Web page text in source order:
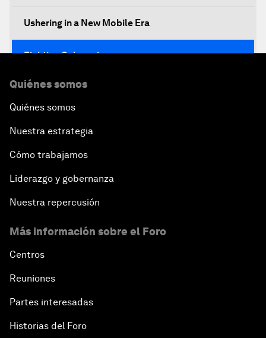
Ushering in a New Mobile Era
Fighting Cybercrime
Standing Up for Science
A Global Conversation on Artificial Intelligence
An Insight, An Idea with Papi Jiang
From Bioluminescent Jellyfish to the Next-
Navigating a Multiconceptual World Order
China's Bay Area Economy
Quiénes somos
Quiénes somos
Nuestra estrategia
Cómo trabajamos
Liderazgo y gobernanza
Nuestra repercusión
Más información sobre el Foro
Centros
Reuniones
Partes interesadas
Historias del Foro